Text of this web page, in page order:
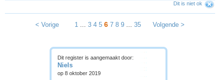
Dit is niet ok
< Vorige 1 ... 3 4 5 6 7 8 9 ... 35 Volgende >
Dit register is aangemaakt door:
Niels
op 8 oktober 2019